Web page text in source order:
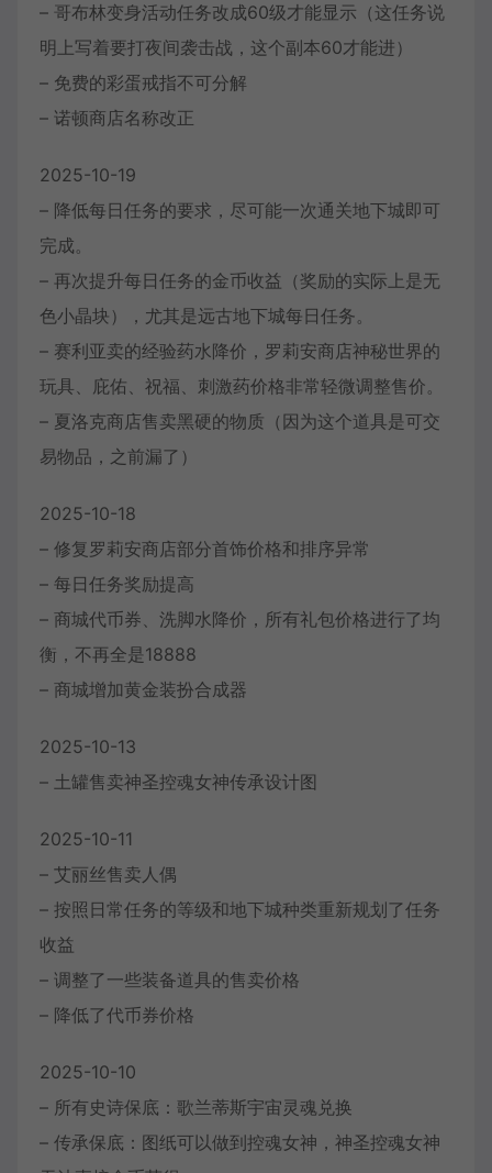
– 哥布林变身活动任务改成60级才能显示（这任务说
明上写着要打夜间袭击战，这个副本60才能进）
– 免费的彩蛋戒指不可分解
– 诺顿商店名称改正
2025-10-19
– 降低每日任务的要求，尽可能一次通关地下城即可
完成。
– 再次提升每日任务的金币收益（奖励的实际上是无
色小晶块），尤其是远古地下城每日任务。
– 赛利亚卖的经验药水降价，罗莉安商店神秘世界的
玩具、庇佑、祝福、刺激药价格非常轻微调整售价。
– 夏洛克商店售卖黑硬的物质（因为这个道具是可交
易物品，之前漏了）
2025-10-18
– 修复罗莉安商店部分首饰价格和排序异常
– 每日任务奖励提高
– 商城代币券、洗脚水降价，所有礼包价格进行了均
衡，不再全是18888
– 商城增加黄金装扮合成器
2025-10-13
– 土罐售卖神圣控魂女神传承设计图
2025-10-11
– 艾丽丝售卖人偶
– 按照日常任务的等级和地下城种类重新规划了任务
收益
– 调整了一些装备道具的售卖价格
– 降低了代币券价格
2025-10-10
– 所有史诗保底：歌兰蒂斯宇宙灵魂兑换
– 传承保底：图纸可以做到控魂女神，神圣控魂女神